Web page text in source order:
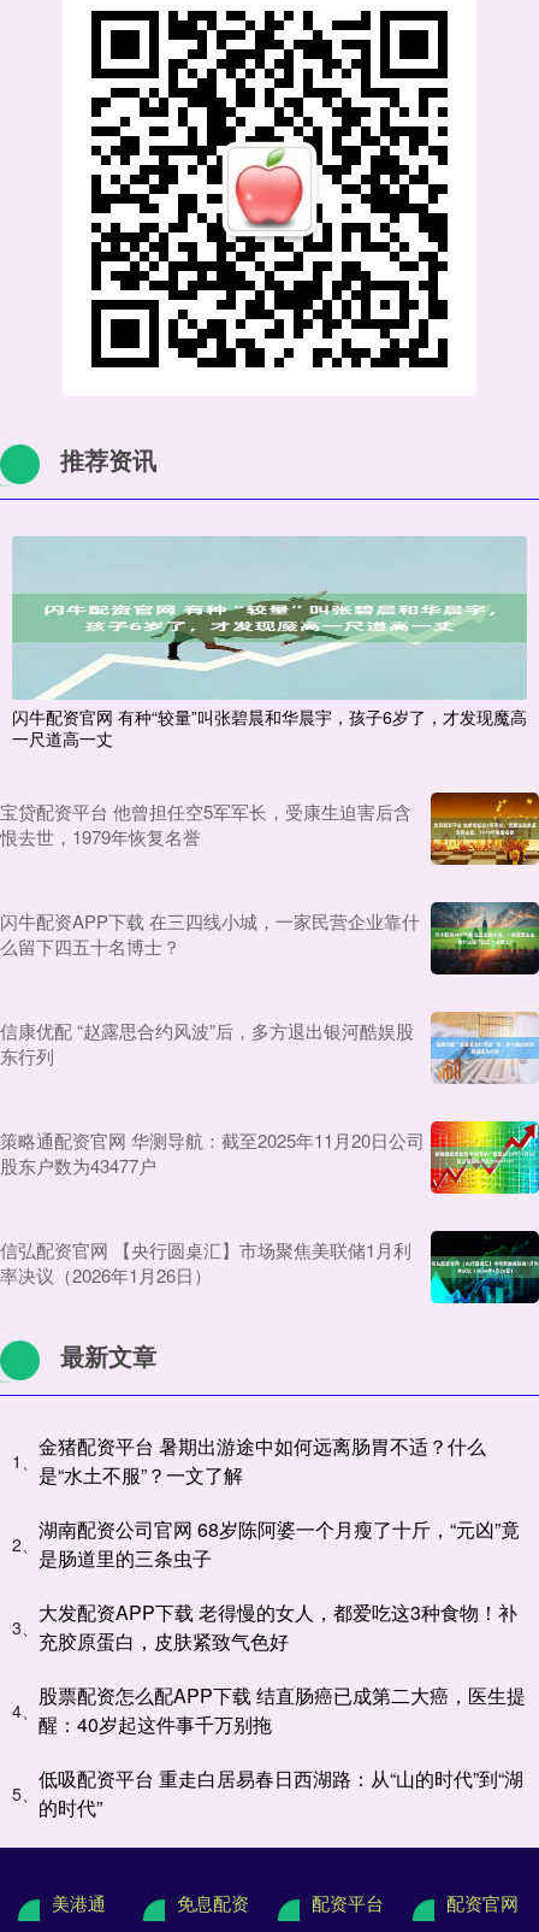
推荐资讯
闪牛配资官网 有种“较量”叫张碧晨和华晨宇，孩子6岁了，才发现魔高
一尺道高一丈
宝贷配资平台 他曾担任空5军军长，受康生迫害后含
恨去世，1979年恢复名誉
闪牛配资APP下载 在三四线小城，一家民营企业靠什
么留下四五十名博士？
信康优配 “赵露思合约风波”后，多方退出银河酷娱股
东行列
策略通配资官网 华测导航：截至2025年11月20日公司
股东户数为43477户
信弘配资官网 【央行圆桌汇】市场聚焦美联储1月利
率决议（2026年1月26日）
最新文章
1、
金猪配资平台 暑期出游途中如何远离肠胃不适？什么
是“水土不服”？一文了解
2、
湖南配资公司官网 68岁陈阿婆一个月瘦了十斤，“元凶”竟
是肠道里的三条虫子
3、
大发配资APP下载 老得慢的女人，都爱吃这3种食物！补
充胶原蛋白，皮肤紧致气色好
4、
股票配资怎么配APP下载 结直肠癌已成第二大癌，医生提
醒：40岁起这件事千万别拖
5、
低吸配资平台 重走白居易春日西湖路：从“山的时代”到“湖
的时代”
美港通 免息配资 配资平台 配资官网